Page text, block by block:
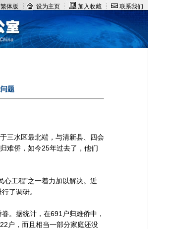
页 加入收藏 联系我们
题
三水区最北端，与清新县、四会
难侨，如今25年过去了，他们
工程”之一着力加以解决。近
了调研。
。据统计，在691户归难侨中，
户，而且相当一部分家庭还没